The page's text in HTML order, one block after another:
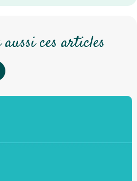
ces articles